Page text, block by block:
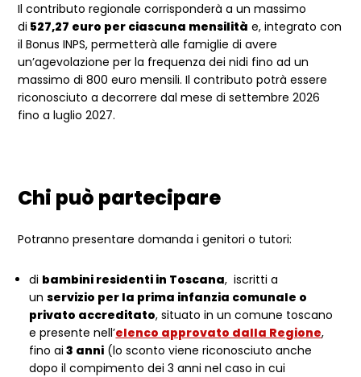
Il contributo regionale corrisponderà a un massimo
di 527,27 euro per ciascuna mensilità e, integrato con
il Bonus INPS, permetterà alle famiglie di avere
un’agevolazione per la frequenza dei nidi fino ad un
massimo di 800 euro mensili. Il contributo potrà essere
riconosciuto a decorrere dal mese di settembre 2026
fino a luglio 2027.
Chi può partecipare
Potranno presentare domanda i genitori o tutori:
di bambini residenti in Toscana, iscritti a
un servizio per la prima infanzia comunale o
privato accreditato, situato in un comune toscano
e presente nell’elenco approvato dalla Regione,
fino ai 3 anni (lo sconto viene riconosciuto anche
dopo il compimento dei 3 anni nel caso in cui